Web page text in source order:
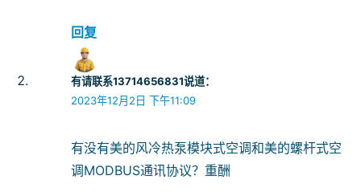
回复
有请联系13714656831说道：
2023年12月2日 下午11:09
有没有美的风冷热泵模块式空调和美的螺杆式空
调MODBUS通讯协议？重酬